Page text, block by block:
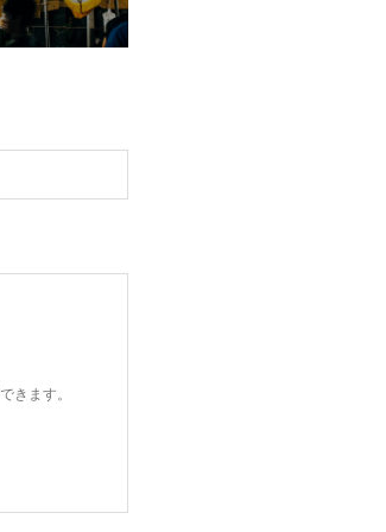
きます。